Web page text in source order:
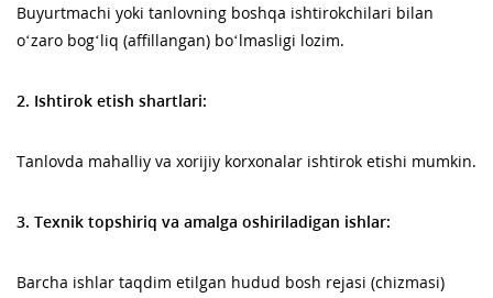
Buyurtmachi yoki tanlovning boshqa ishtirokchilari bilan
o‘zaro bog‘liq (affillangan) bo‘lmasligi lozim.
2. Ishtirok etish shartlari:
Tanlovda mahalliy va xorijiy korxonalar ishtirok etishi mumkin.
3. Texnik topshiriq va amalga oshiriladigan ishlar:
Barcha ishlar taqdim etilgan hudud bosh rejasi (chizmasi)